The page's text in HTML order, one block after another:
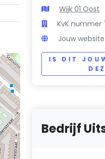
Wijk 01 Oost
KvK nummer
Jouw
IS DIT
Bedrijf